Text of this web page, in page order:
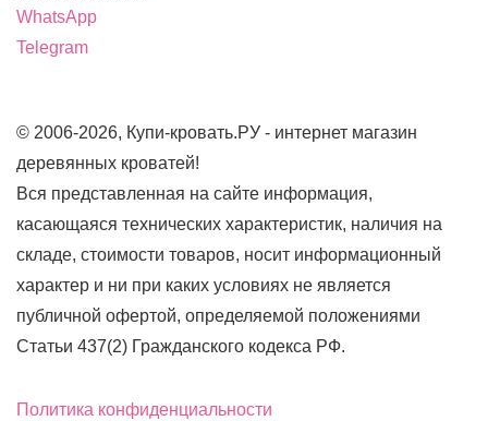
WhatsApp
Telegram
© 2006-2026, Купи-кровать.РУ - интернет магазин
деревянных кроватей!
Вся представленная на сайте информация,
касающаяся технических характеристик, наличия на
складе, стоимости товаров, носит информационный
характер и ни при каких условиях не является
публичной офертой, определяемой положениями
Статьи 437(2) Гражданского кодекса РФ.
Политика конфиденциальности